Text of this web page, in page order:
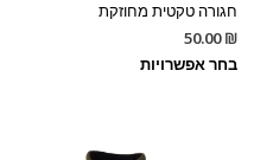
חגורה טקטית מחוזקת
50.00₪
בחר אפשרויות